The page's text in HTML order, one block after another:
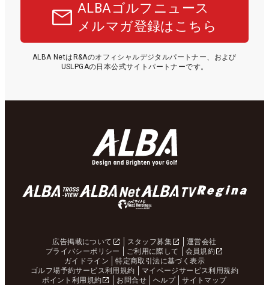
ALBAゴルフニュース
メルマガ登録はこちら
ALBA NetはR&Aのオフィシャルデジタルパートナー、および
USLPGAの日本公式サイトパートナーです。
広告掲載について スタッフ募集
運営会社
プライバシーポリシー
ご利用に際して
会員規約
ガイドライン
特定商取引法に基づく表示
ゴルフ場予約サービス利用規約
マイページサービス利用規約
ポイント利用規約
お問合せ ヘルプ サイトマップ